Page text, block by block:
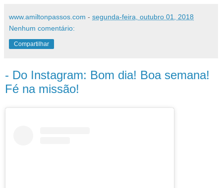
www.amiltonpassos.com - segunda-feira, outubro 01, 2018
Nenhum comentário:
Compartilhar
- Do Instagram: Bom dia! Boa semana!
Fé na missão!